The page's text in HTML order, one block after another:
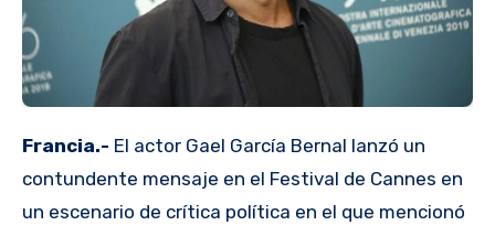
Francia.- El actor Gael García Bernal lanzó un
contundente mensaje en el Festival de Cannes en
un escenario de crítica política en el que mencionó